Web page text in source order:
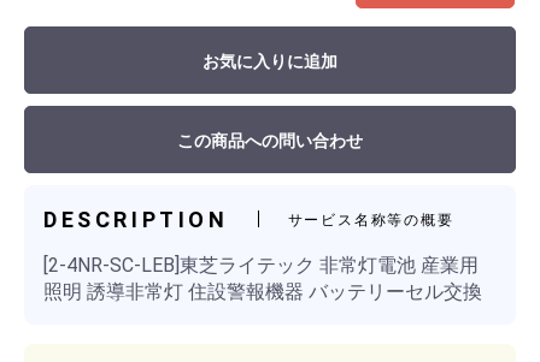
お気に入りに追加
この商品への問い合わせ
DESCRIPTION サービス名称等の概要
[2-4NR-SC-LEB]東芝ライテック 非常灯電池 産業用
照明 誘導非常灯 住設警報機器 バッテリーセル交換